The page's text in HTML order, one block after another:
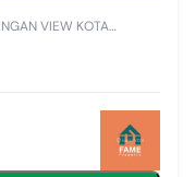
VIEW KOTA
- BANDUNG* - LT